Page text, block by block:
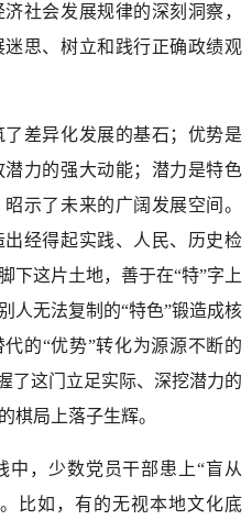
社会发展规律的深刻洞察，
思、树立和践行正确政绩观
差异化发展的基石；优势是
力的强大动能；潜力是特色
示了未来的广阔发展空间。
经得起实践、人民、历史检
下这片土地，善于在“特”字上
人无法复制的“特色”锻造成核
的“优势”转化为源源不断的
了这门立足实际、深挖潜力的
棋局上落子生辉。
中，少数党员干部患上“盲从
比如，有的无视本地文化底